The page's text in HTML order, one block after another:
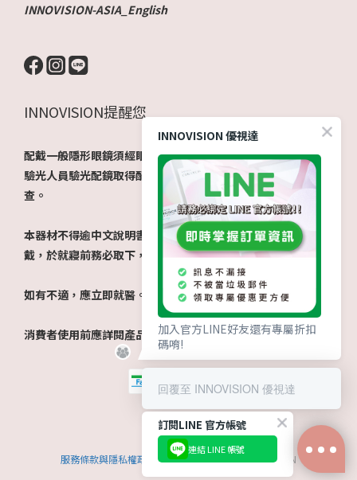
INNOVISION-ASIA_English
INNOVISION提醒您
配戴一般隱形眼鏡須經眼科醫師驗光配鏡取得處方箋，或經由
驗光人員驗光配鏡取得配鏡單，並定期接受眼科醫師追蹤檢
查。
本器材不得逾中文說明書建議之最長配戴時數、不得重覆配
戴，於就寢前務必取下，以免感染或潰瘍。
如有不適，應立即就醫。
消費者使用前應詳閱產品說明書。​
服務條款與隱私權政策 | 運送政策 | 2022 © INNOVISION
INNOVISION 優視達
加入官方LINE好友還有專屬折扣
碼唷!
回覆至 INNOVISION 優視達
訂閱LINE 官方帳號
連結 LINE 帳號